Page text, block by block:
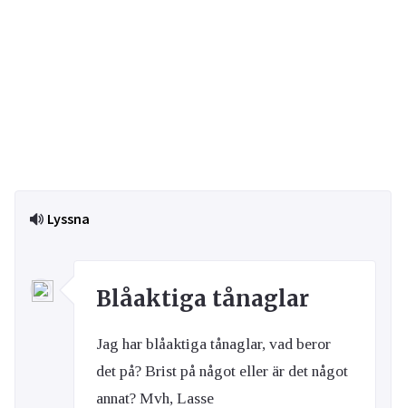
Lyssna
Blåaktiga tånaglar
Jag har blåaktiga tånaglar, vad beror
det på? Brist på något eller är det något
annat? Mvh, Lasse